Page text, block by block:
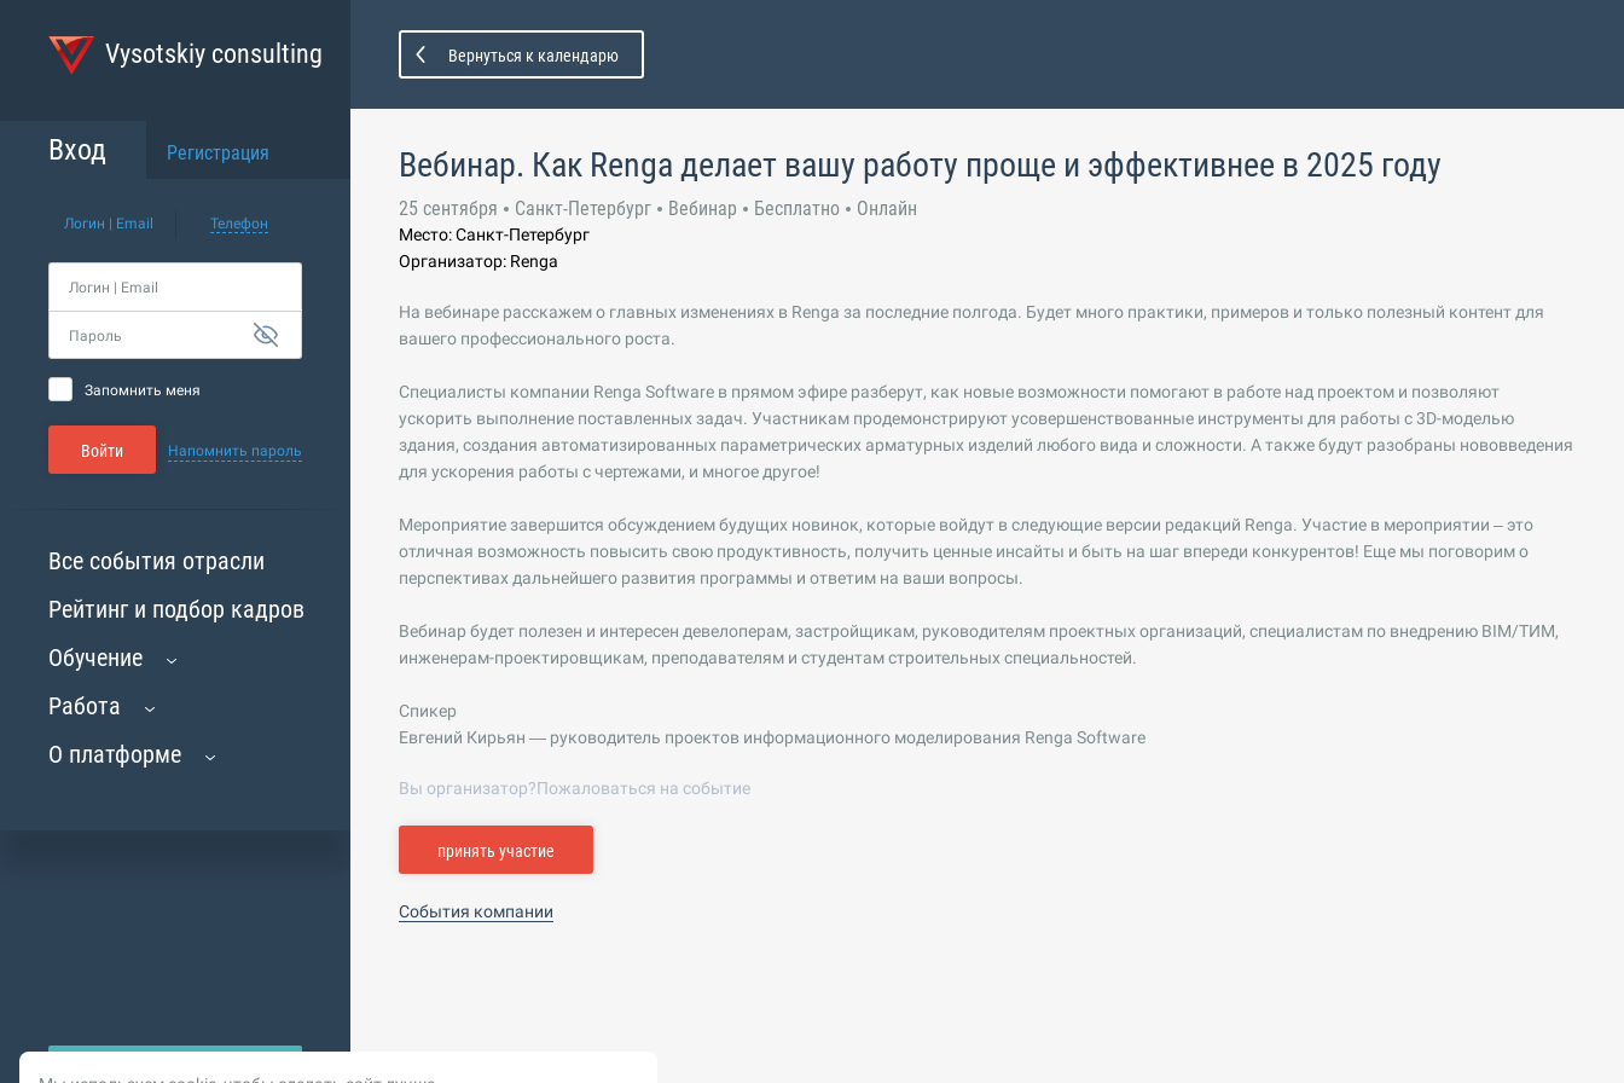
Vysotskiy consulting
Вход Регистрация
Логин | Email Телефон
Логин | Email
Пароль
Запомнить меня
Войти Напомнить пароль
Все события отрасли
Рейтинг и подбор кадров
Обучение
Работа
О платформе
Вернуться к календарю
Вебинар. Как Renga делает вашу работу проще и эффективнее в 2025 году
25 сентября Санкт-Петербург Вебинар Бесплатно Онлайн
Место: Санкт-Петербург
Организатор: Renga
На вебинаре расскажем о главных изменениях в Renga за последние полгода. Будет много практики, примеров и только полезный контент для
вашего профессионального роста.
Специалисты компании Renga Software в прямом эфире разберут, как новые возможности помогают в работе над проектом и позволяют
ускорить выполнение поставленных задач. Участникам продемонстрируют усовершенствованные инструменты для работы с 3D-моделью
здания, создания автоматизированных параметрических арматурных изделий любого вида и сложности. А также будут разобраны нововведения
для ускорения работы с чертежами, и многое другое!
Мероприятие завершится обсуждением будущих новинок, которые войдут в следующие версии редакций Renga. Участие в мероприятии – это
отличная возможность повысить свою продуктивность, получить ценные инсайты и быть на шаг впереди конкурентов! Еще мы поговорим о
перспективах дальнейшего развития программы и ответим на ваши вопросы.
Вебинар будет полезен и интересен девелоперам, застройщикам, руководителям проектных организаций, специалистам по внедрению BIM/ТИМ,
инженерам-проектировщикам, преподавателям и студентам строительных специальностей.
Спикер
Евгений Кирьян — руководитель проектов информационного моделирования Renga Software
Вы организатор?Пожаловаться на событие
принять участие
События компании